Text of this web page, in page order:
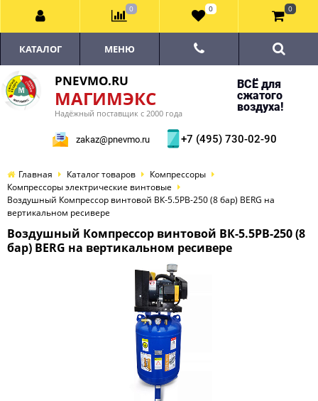
PNEVMO.RU
МАГИМЭКС
Надёжный поставщик с 2000 года
ВСЁ для
сжатого
воздуха!
zakaz@pnevmo.ru +7 (495) 730-02-90
КАТАЛОГ МЕНЮ
Главная Каталог товаров
Компрессоры
Компрессоры электрические винтовые
Воздушный Компрессор винтовой ВК-5.5РВ-250 (8 бар) BERG на
вертикальном ресивере
Воздушный Компрессор винтовой ВК-5.5РВ-250 (8
бар) BERG на вертикальном ресивере
0 0 0